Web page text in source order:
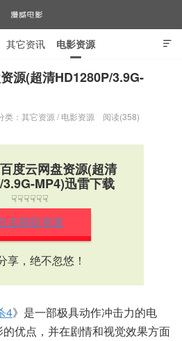
漫威电影

其它资讯 电影资源
源(超清HD1280P/3.9G-
类： 其它资源 / 电影资源 阅读(358)
度云网盘资源(超清
MP4)迅雷下载
☟☟☟☟☟☟
击获取资源
享，绝不忽悠！
4》是一部极具动作冲击力的电
优点，并在剧情和视觉效果方面